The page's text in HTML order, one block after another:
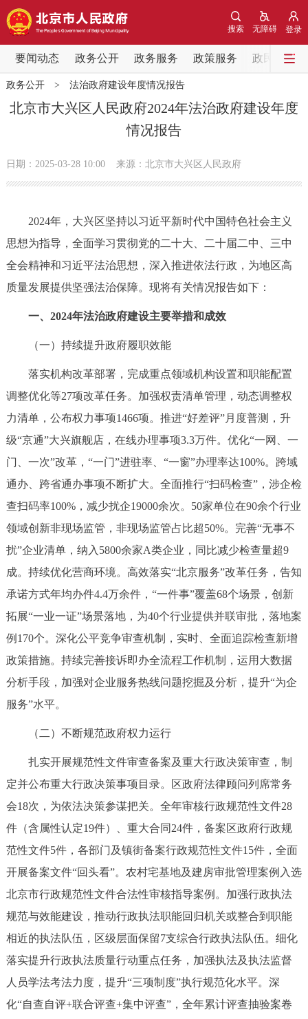
登录
无障碍
搜索
要闻动态 政务公开 政务服务 政策服务 政民互动
要闻动态
党中央精神 国务院信息
会议信息
市领导 机构职能 政策服务
政策兑现 政策解读 回应关切
个人服务 法人服务 部门服务
便民服务 利企服务 投资项目
中介服务 阳光政务
政民互动
12345网上接诉即办 我要咨询 我要建议
参与调查 在线访谈 图说互动
走进北京
北京概况 十六区概览 人文北京
绿色北京
多语种
ENGLISH 한국어 日本語
DEUTSCH FRANÇAIS РУССКИЙ ЯЗЫК
ESPAÑOL العربية PORTUGUÊS
ITALIANO
回到顶部
政务公开> 法治政府建设年度情况报告
北京市大兴区人民政府2024年法治政府建设年度
情况报告
日期：2025-03-28 10:00 来源：北京市大兴区人民政府
2024年，大兴区坚持以习近平新时代中国特色社会主义
思想为指导，全面学习贯彻党的二十大、二十届二中、三中
全会精神和习近平法治思想，深入推进依法行政，为地区高
质量发展提供坚强法治保障。现将有关情况报告如下：
一、2024年法治政府建设主要举措和成效
（一）持续提升政府履职效能
落实机构改革部署，完成重点领域机构设置和职能配置
调整优化等27项改革任务。加强权责清单管理，动态调整权
力清单，公布权力事项1466项。推进“好差评”月度普测，升
级“京通”大兴旗舰店，在线办理事项3.3万件。优化“一网、一
门、一次”改革，“一门”进驻率、“一窗”办理率达100%。跨域
通办、跨省通办事项不断扩大。全面推行“扫码检查”，涉企检
查扫码率100%，减少扰企19000余次。50家单位在90余个行业
领域创新非现场监管，非现场监管占比超50%。完善“无事不
扰”企业清单，纳入5800余家A类企业，同比减少检查量超9
成。持续优化营商环境。高效落实“北京服务”改革任务，告知
承诺方式年均办件4.4万余件，“一件事”覆盖68个场景，创新
拓展“一业一证”场景落地，为40个行业提供并联审批，落地案
例170个。深化公平竞争审查机制，实时、全面追踪检查新增
政策措施。持续完善接诉即办全流程工作机制，运用大数据
分析手段，加强对企业服务热线问题挖掘及分析，提升“为企
服务”水平。
（二）不断规范政府权力运行
扎实开展规范性文件审查备案及重大行政决策审查，制
定并公布重大行政决策事项目录。区政府法律顾问列席常务
会18次，为依法决策参谋把关。全年审核行政规范性文件28
件（含属性认定19件）、重大合同24件，备案区政府行政规
范性文件5件，各部门及镇街备案行政规范性文件15件，全面
开展备案文件“回头看”。农村宅基地及建房审批管理案例入选
北京市行政规范性文件合法性审核指导案例。加强行政执法
规范与效能建设，推动行政执法职能回归机关或整合到职能
相近的执法队伍，区级层面保留7支综合行政执法队伍。细化
落实提升行政执法质量行动重点任务，加强执法及执法监督
人员学法考法力度，提升“三项制度”执行规范化水平。深
化“自查自评+联合评查+集中评查”，全年累计评查抽验案卷